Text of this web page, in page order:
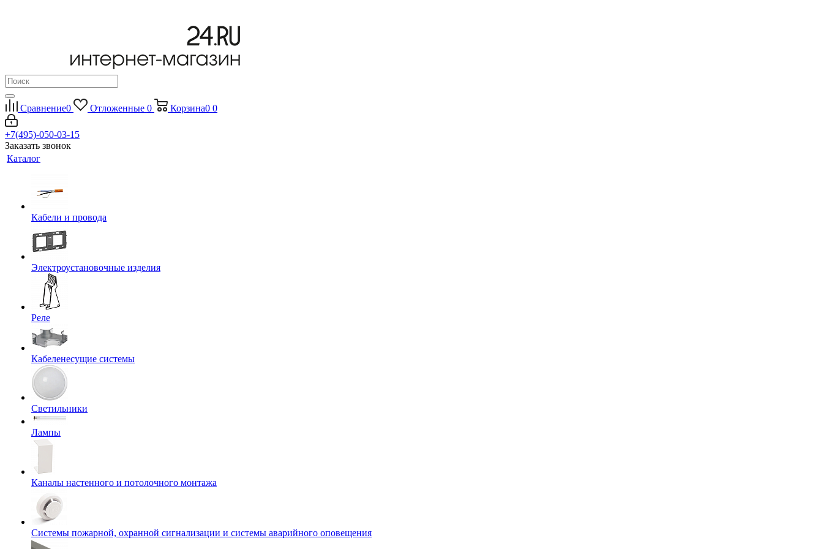
Сравнение0 Отложенные 0 Корзина0 0
+7(495)-050-03-15
Заказать звонок
Каталог
Кабели и провода
Электроустановочные изделия
Реле
Кабеленесущие системы
Светильники
Лампы
Каналы настенного и потолочного монтажа
Системы пожарной, охранной сигнализации и системы аварийного оповещения